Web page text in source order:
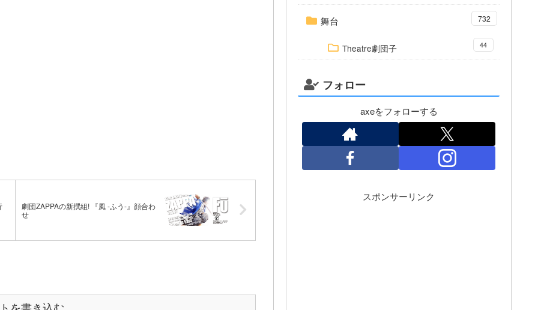
劇団ZAPPAの新撰組! 『風 -ふう-』顔合わ
せ
舞台 732
Theatre劇団子 44
フォロー
axeをフォローする
スポンサーリンク